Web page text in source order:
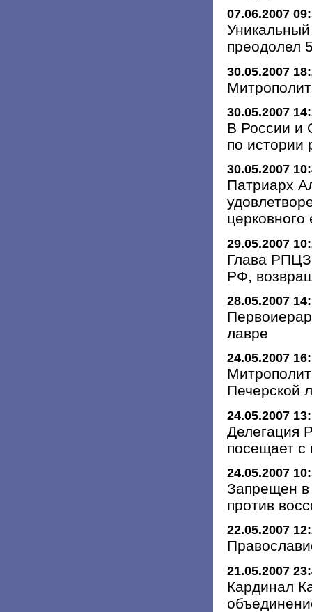
07.06.2007
преодолел
30.05.2007
30.05.2007
В России и
по истории
30.05.2007
Патриарх
церковного
29.05.2007
Глава РПЦЗ
РФ,
28.05.2007
лавре
24.05.2007
Печерской
24.05.2007
Делегация
посещает с
24.05.2007
Запрещен в
против
22.05.2007
21.05.2007
Кардинал